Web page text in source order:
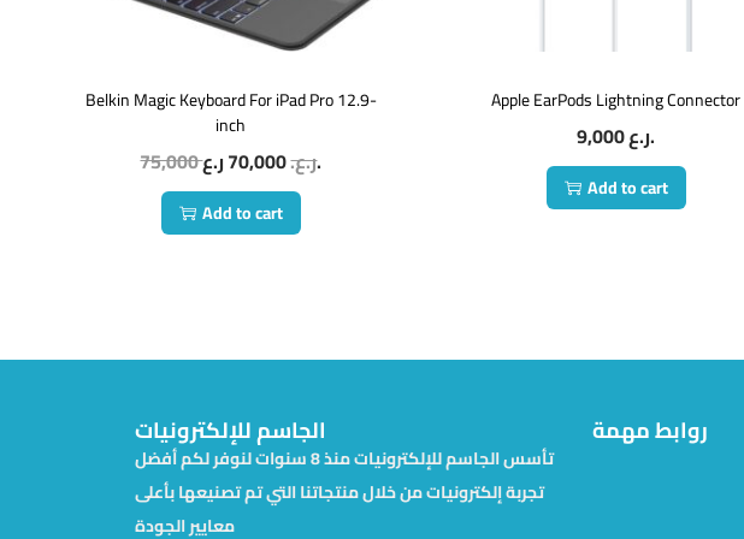
Belkin Magic Keyboard For iPad Pro 12.9-
inch
75,000 ر.ع.70,000 ر.ع.
Add to cart
Apple EarPods Lightning Connector
9,000 ر.ع.
Add to cart
الجاسم للإلكترونيات
تأسس الجاسم للإلكترونيات منذ 8 سنوات لنوفر لكم أفضل
تجربة إلكترونيات من خلال منتجاتنا التي تم تصنيعها بأعلى
معايير الجودة
روابط مهمة